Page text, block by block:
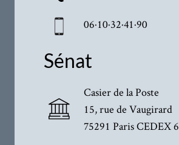
06·10·32·41·90
Sénat
Casier de la Poste
15, rue de Vaugirard
75291 Paris CEDEX 6